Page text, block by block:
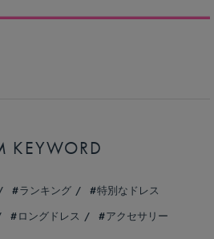
KEYWORD
ランキング
特別なドレス
ロングドレス アクセサリー